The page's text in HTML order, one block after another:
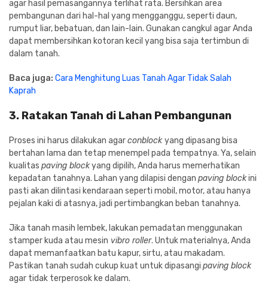
agar hasil pemasangannya terlihat rata. Bersihkan area
pembangunan dari hal-hal yang mengganggu, seperti daun,
rumput liar, bebatuan, dan lain-lain. Gunakan cangkul agar Anda
dapat membersihkan kotoran kecil yang bisa saja tertimbun di
dalam tanah.
Baca juga: Cara Menghitung Luas Tanah Agar Tidak Salah
Kaprah
3. Ratakan Tanah di Lahan Pembangunan
Proses ini harus dilakukan agarconblockyang dipasang bisa
bertahan lama dan tetap menempel pada tempatnya. Ya, selain
kualitas paving blockyang dipilih, Anda harus memerhatikan
kepadatan tanahnya. Lahan yang dilapisi dengan paving blockini
pasti akan dilintasi kendaraan seperti mobil, motor, atau hanya
pejalan kaki di atasnya, jadi pertimbangkan beban tanahnya.
Jika tanah masih lembek, lakukan pemadatan menggunakan
stamper kuda atau mesin vibro roller. Untuk materialnya, Anda
dapat memanfaatkan batu kapur, sirtu, atau makadam.
Pastikan tanah sudah cukup kuat untuk dipasangi paving block
agar tidak terperosok ke dalam.